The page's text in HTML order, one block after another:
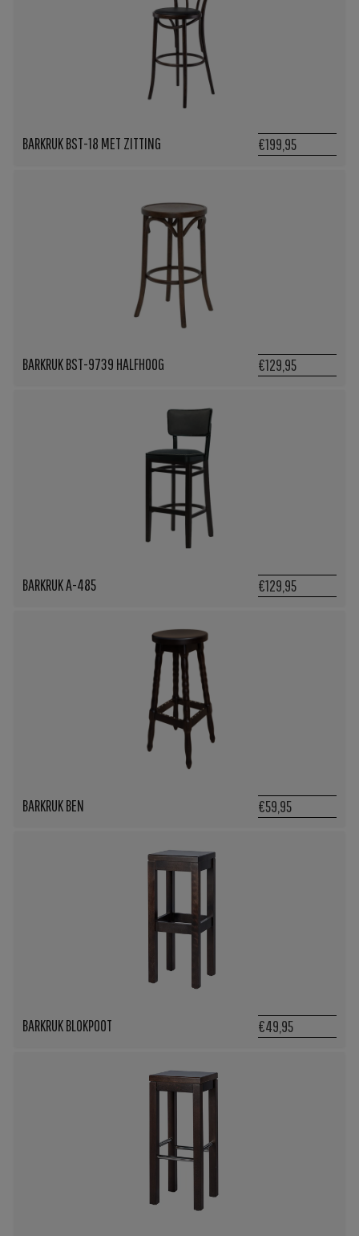
BARKRUK BST-18 MET ZITTING €199,95
BARKRUK BST-9739 HALFHOOG €129,95
BARKRUK A-485 €129,95
BARKRUK BEN €59,95
BARKRUK BLOKPOOT €49,95